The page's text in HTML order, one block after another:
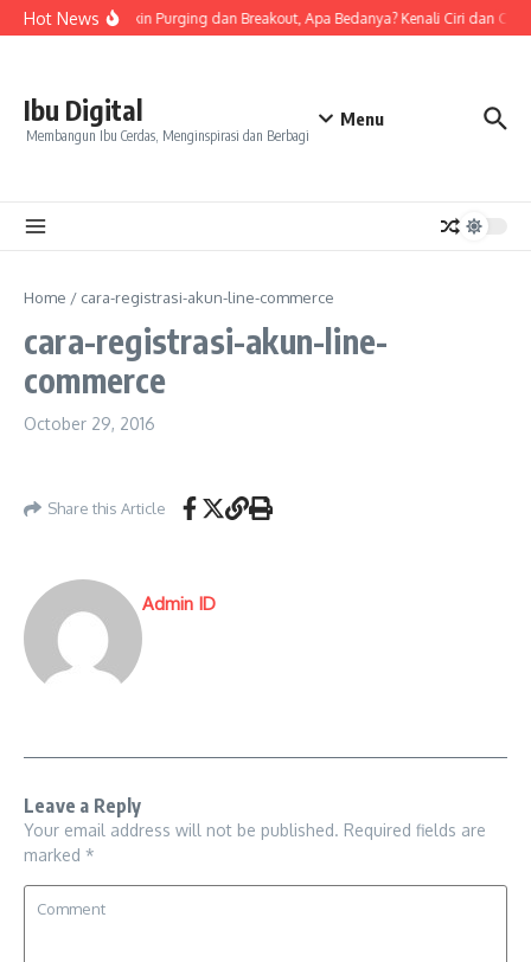
Skip to content
Hot NewsTanda Skin Purging dan Breakout, Apa Bedanya? Kenali Ciri dan Cara
Ibu Digital
Membangun Ibu Cerdas, Menginspirasi dan Berbagi
Menu
Home / cara-registrasi-akun-line-commerce
cara-registrasi-akun-line-
commerce
October 29, 2016
Share this Article
Admin ID
Leave a Reply
Your email address will not be published. Required fields are
marked *